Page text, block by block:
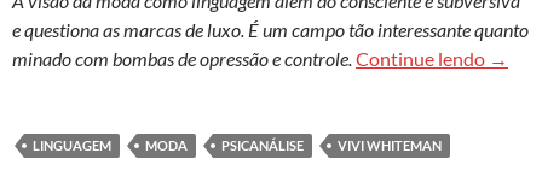
e questiona as marcas de luxo. É um campo tão interessante quanto
minado com bombas de opressão e controle.Continue lendo A
→
LINGUAGEM MODA PSICANÁLISE VIVI WHITEMAN